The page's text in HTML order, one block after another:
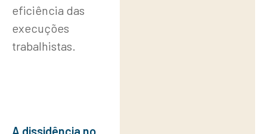
eficiência das
execuções
trabalhistas.
A dissidência no